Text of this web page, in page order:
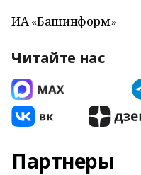
ИА «Башинформ»
Читайте нас
Партнеры